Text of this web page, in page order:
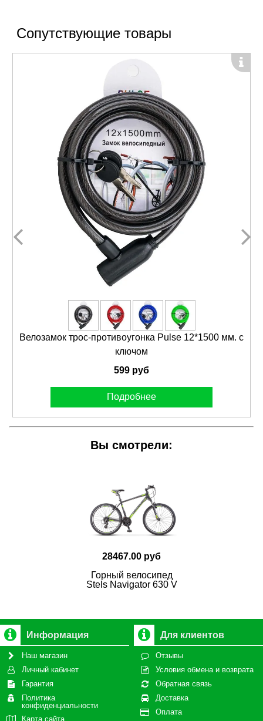
Сопутствующие товары
Велозамок трос-противоугонка Pulse 12*1500 мм. с
ключом
599 руб
Подробнее
Вы смотрели:
28467.00 руб
Горный велосипед
Stels Navigator 630 V
Информация
Наш магазин
Личный кабинет
Гарантия
Политика
конфиденциальности
Карта сайта
Для клиентов
Отзывы
Условия обмена и возврата
Обратная связь
Доставка
Оплата